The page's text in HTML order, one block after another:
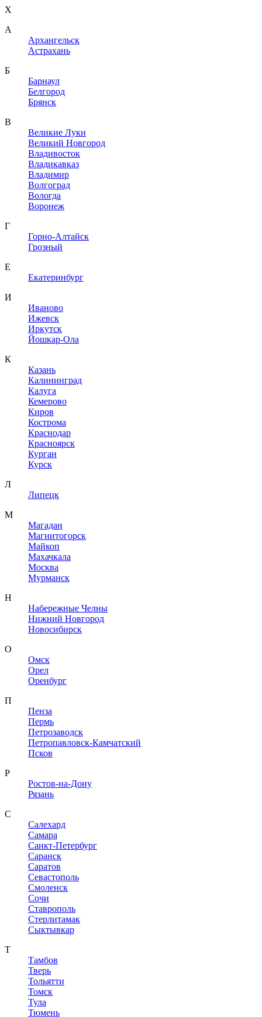
X
A
Архангельск
Астрахань
Б
Барнаул
Белгород
Брянск
В
Великие Луки
Великий Новгород
Владивосток
Владикавказ
Владимир
Волгоград
Вологда
Воронеж
Г
Горно-Алтайск
Грозный
Е
Екатеринбург
И
Иваново
Ижевск
Иркутск
Йошкар-Ола
К
Казань
Калининград
Калуга
Кемерово
Киров
Кострома
Краснодар
Красноярск
Курган
Курск
Л
Липецк
М
Магадан
Магнитогорск
Майкоп
Махачкала
Москва
Мурманск
Н
Набережные Челны
Нижний Новгород
Новосибирск
О
Омск
Орел
Оренбург
П
Пенза
Пермь
Петрозаводск
Петропавловск-Камчатский
Псков
Р
Ростов-на-Дону
Рязань
С
Салехард
Самара
Санкт-Петербург
Саранск
Саратов
Севастополь
Смоленск
Сочи
Ставрополь
Стерлитамак
Сыктывкар
Т
Тамбов
Тверь
Тольятти
Томск
Тула
Тюмень